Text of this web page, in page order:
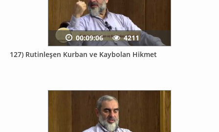
127) Rutinleşen Kurban ve Kaybolan Hikmet
00:09:06 4211